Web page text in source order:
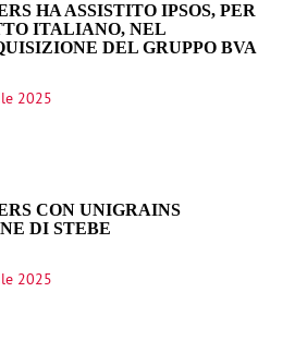
HA ASSISTITO IPSOS, PER
ITALIANO, NEL
DEL GRUPPO BVA
2025
CON UNIGRAINS
DI STEBE
2025